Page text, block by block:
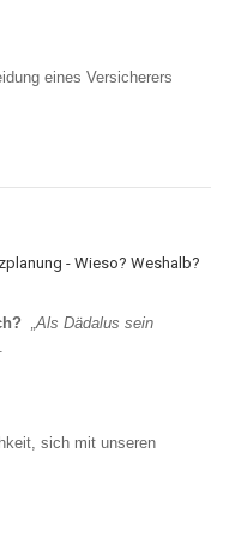
eines Versicherers
- Wieso? Weshalb?
„Als Dädalus sein
sich mit unseren